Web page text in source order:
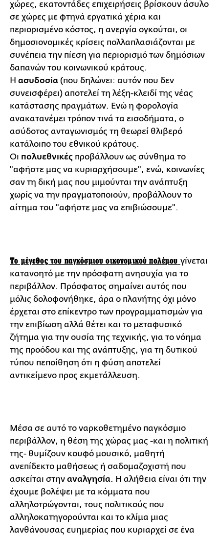
χώρες, εκατοντάδες επιχειρήσεις βρίσκουν άσυλο
σε χώρες με φτηνά εργατικά χέρια και
περιορισμένο κόστος, η ανεργία ογκούται, οι
δημοσιονομικές κρίσεις πολλαπλασιάζονται με
συνέπεια την πίεση για περιορισμό των δημόσιων
δαπανών του κοινωνικού κράτους.
Η ασυδοσία (που δηλώνει: αυτόν που δεν
συνεισφέρει) αποτελεί τη λέξη-κλειδί της νέας
κατάστασης πραγμάτων. Ενώ η φορολογία
ανακατανέμει τρόπον τινά τα εισοδήματα, ο
ασύδοτος ανταγωνισμός τη θεωρεί θλιβερό
κατάλοιπο του εθνικού κράτους.
Οι πολυεθνικές προβάλλουν ως σύνθημα το
"αφήστε μας να κυριαρχήσουμε", ενώ, κοινωνίες
σαν τη δική μας που μιμούνται την ανάπτυξη
χωρίς να την πραγματοποιούν, προβάλλουν το
αίτημα του "αφήστε μας να επιβιώσουμε".
Το μέγεθος του παγκόσμιουοικονομικού πολέμου γίνεται
κατανοητό με την πρόσφατη ανησυχία για το
περιβάλλον. Πρόσφατος σημαίνει αυτός που
μόλις δολοφονήθηκε, άρα ο πλανήτης όχι μόνο
έρχεται στο επίκεντρο των προγραμματισμών για
την επιβίωση αλλά θέτει και το μεταφυσικό
ζήτημα για την ουσία της τεχνικής, για το νόημα
της προόδου και της ανάπτυξης, για τη δυτικού
τύπου πεποίθηση ότι η φύση αποτελεί
αντικείμενο προς εκμετάλλευση.
Μέσα σε αυτό το ναρκοθετημένο παγκόσμιο
περιβάλλον, η θέση της χώρας μας -και η πολιτική
της- θυμίζουν κουφό μουσικό, μαθητή
ανεπίδεκτο μαθήσεως ή σαδομαζοχιστή που
ασκείται στην αναλγησία. Η αλήθεια είναι ότι την
έχουμε βολέψει με τα κόμματα που
αλληλοτρώγονται, τους πολιτικούς που
αλληλοκατηγορούνται και το κλίμα μιας
λανθάνουσας ευημερίας που κυριαρχεί σε ένα